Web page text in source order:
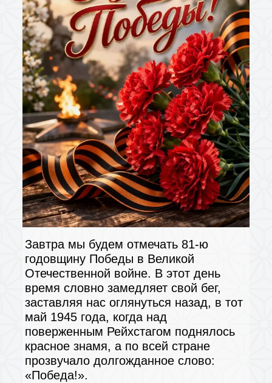
Завтра мы будем отмечать 81-ю
годовщину Победы в Великой
Отечественной войне. В этот день
время словно замедляет свой бег,
заставляя нас оглянуться назад, в тот
май 1945 года, когда над
поверженным Рейхстагом поднялось
красное знамя, а по всей стране
прозвучало долгожданное слово:
«Победа!».